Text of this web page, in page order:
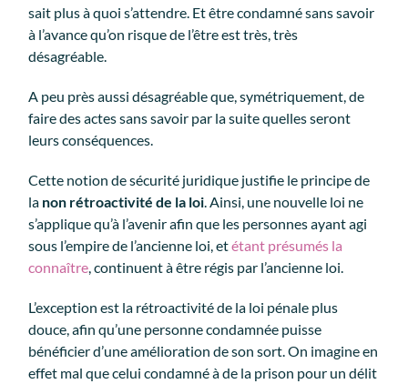
sait plus à quoi s’attendre. Et être condamné sans savoir
à l’avance qu’on risque de l’être est très, très
désagréable.
A peu près aussi désagréable que, symétriquement, de
faire des actes sans savoir par la suite quelles seront
leurs conséquences.
Cette notion de sécurité juridique justifie le principe de
la non rétroactivité de la loi. Ainsi, une nouvelle loi ne
s’applique qu’à l’avenir afin que les personnes ayant agi
sous l’empire de l’ancienne loi, etétant présumés la
connaître, continuent à être régis par l’ancienne loi.
L’exception est la rétroactivité de la loi pénale plus
douce, afin qu’une personne condamnée puisse
bénéficier d’une amélioration de son sort. On imagine en
effet mal que celui condamné à de la prison pour un délit